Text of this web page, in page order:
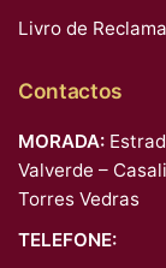
Livro de
Contactos
MORADA:
Valverde –
Torres Vedras
TELEFONE: